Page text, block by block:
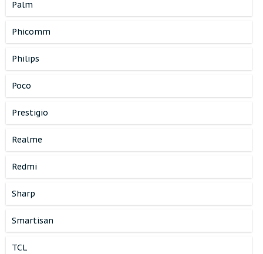
Palm
Phicomm
Philips
Poco
Prestigio
Realme
Redmi
Sharp
Smartisan
TCL